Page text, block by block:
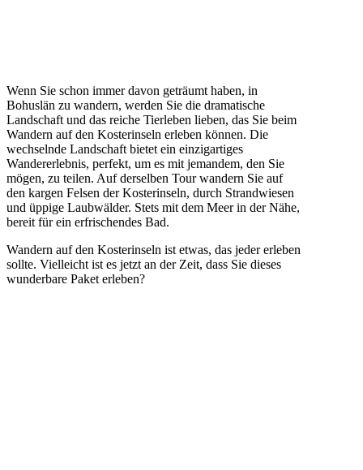
Wenn Sie schon immer davon geträumt haben, in
Bohuslän zu wandern, werden Sie die dramatische
Landschaft und das reiche Tierleben lieben, das Sie beim
Wandern auf den Kosterinseln erleben können. Die
wechselnde Landschaft bietet ein einzigartiges
Wandererlebnis, perfekt, um es mit jemandem, den Sie
mögen, zu teilen. Auf derselben Tour wandern Sie auf
den kargen Felsen der Kosterinseln, durch Strandwiesen
und üppige Laubwälder. Stets mit dem Meer in der Nähe,
bereit für ein erfrischendes Bad.
Wandern auf den Kosterinseln ist etwas, das jeder erleben
sollte. Vielleicht ist es jetzt an der Zeit, dass Sie dieses
wunderbare Paket erleben?